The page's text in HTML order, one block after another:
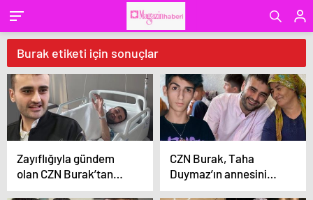
Burak etiketi için sonuçlar
Zayıflığıyla gündem
olan CZN Burak’tan
hastane paylaşımı
CZN Burak, Taha
Duymaz’ın annesini
ziyaret etti